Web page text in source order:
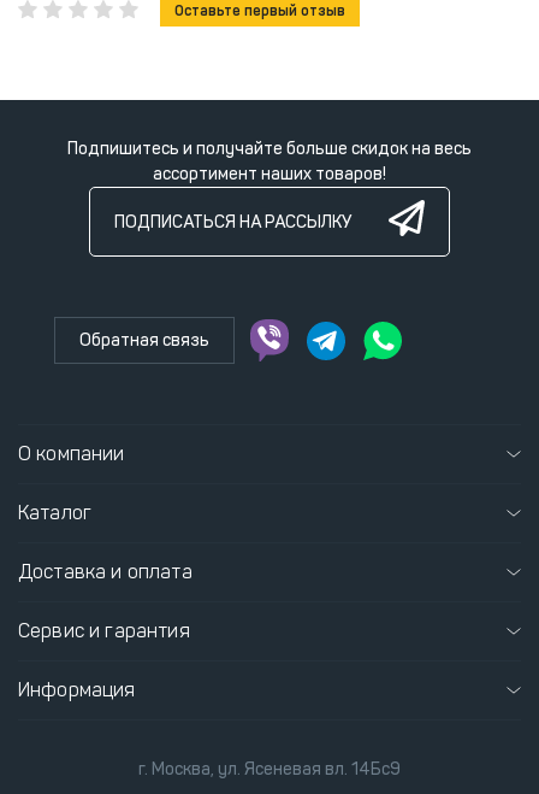
Оставьте первый отзыв
Подпишитесь и получайте больше скидок на весь
ассортимент наших товаров!
ПОДПИСАТЬСЯ НА РАССЫЛКУ
Обратная связь
О компании
Каталог
Доставка и оплата
Сервис и гарантия
Информация
г. Москва, ул. Ясеневая вл. 14Бс9